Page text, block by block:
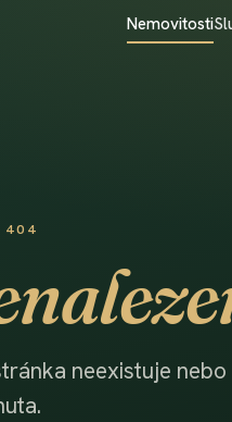
Nemovitosti
404
neexistuje